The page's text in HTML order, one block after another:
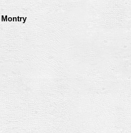
Montry